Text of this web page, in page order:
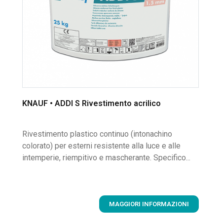
KNAUF • ADDI S Rivestimento acrilico
Rivestimento plastico continuo (intonachino
colorato) per esterni resistente alla luce e alle
intemperie, riempitivo e mascherante. Specifico...
MAGGIORI INFORMAZIONI